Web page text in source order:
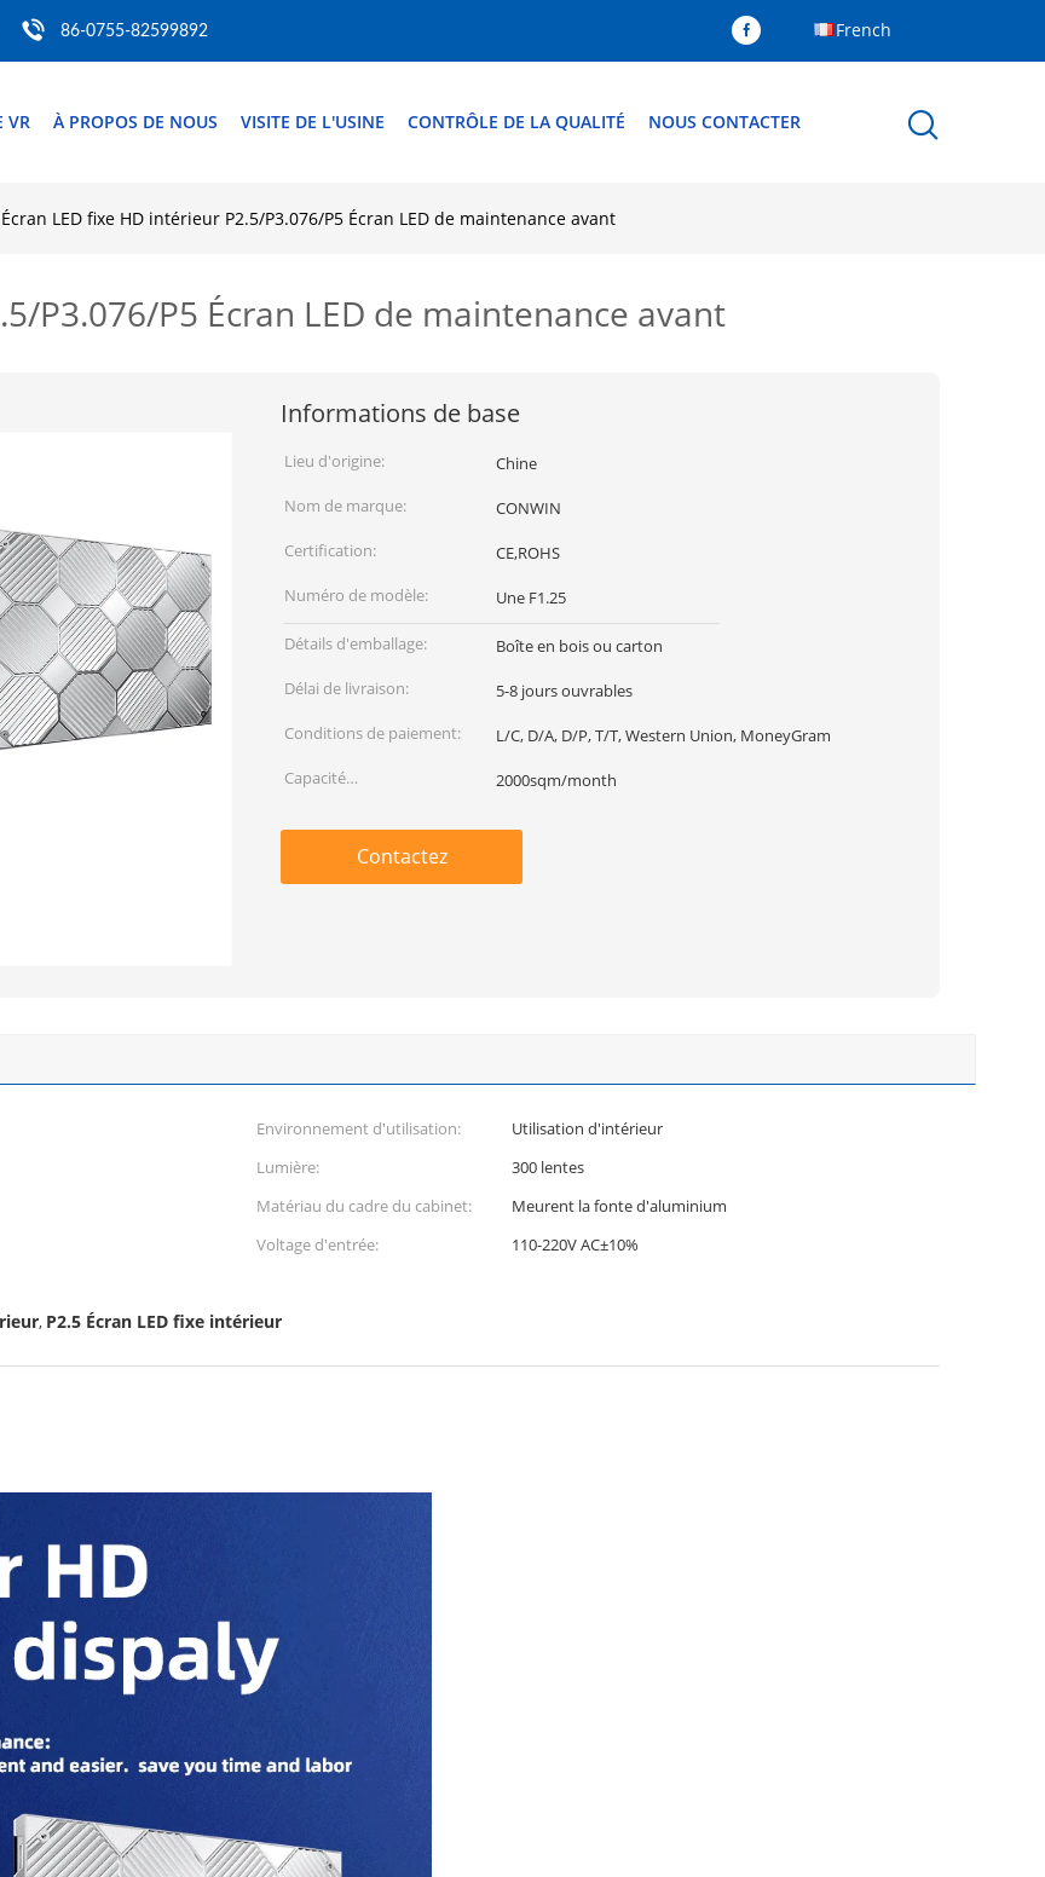
86-0755-82599892 French
VR À PROPOS DE NOUS VISITE DE L'USINE CONTRÔLE DE LA QUALITÉ NOUS CONTACTER
Écran LED fixe HD intérieur P2.5/P3.076/P5 Écran LED de maintenance avant
P3.076/P5 Écran LED de maintenance avant
Informations de base
Lieu d'origine:
Chine
Nom de marque:
CONWIN
Certification:
CE,ROHS
Numéro de modèle:
Une F1.25
Détails d'emballage:
Boîte en bois ou carton
Délai de livraison:
5-8 jours ouvrables
Conditions de paiement:
L/C, D/A, D/P, T/T, Western Union, MoneyGram
Capacité
2000sqm/month
Contactez
Environnement d'utilisation:
Utilisation d'intérieur
Lumière:
300 lentes
Matériau du cadre du cabinet:
Meurent la fonte d'aluminium
Voltage d'entrée:
110-220V AC±10%
, P2.5 Écran LED fixe intérieur